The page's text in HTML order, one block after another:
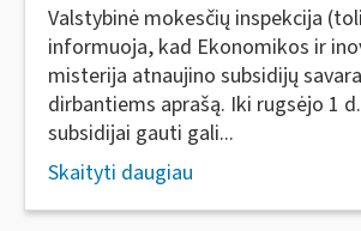
Valstybinė mokesčių inspekcija
informuoja, kad Ekonomikos ir
misterija atnaujino subsidijų
dirbantiems aprašą. Iki rugsėjo 1
subsidijai gauti gali...
Skaityti daugiau